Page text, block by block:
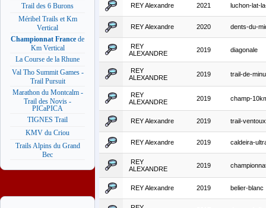
Trail des 6 Burons
Méribel Trails et Km
Vertical
Championnat France de
Km Vertical
La Course de la Rhune
Val Tho Summit Games -
Trail Pursuit
Marathon du Montcalm -
Trail des Novis -
PICaPICA
TIGNES Trail
KMV du Criou
Trails Alpins du Grand
Bec
REY Alexandre 2021 luchon-lat-
REY Alexandre 2020 dents-du-
REY
ALEXANDRE
2019 diagonale
REY
ALEXANDRE
2019 trail-de-
REY
ALEXANDRE
2019 champ-
REY Alexandre 2019 trail-
REY Alexandre 2019 caldeira-
REY
ALEXANDRE
2019
REY Alexandre 2019 belier-blanc